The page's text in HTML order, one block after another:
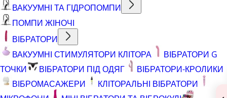
ВАКУУМНІ ТА ГІДРОПОМПИ
ПОМПИ ЖІНОЧІ
ВІБРАТОРИ
ВАКУУМНІ СТИМУЛЯТОРИ КЛІТОРА
ВІБРАТОРИ G
ТОЧКИ
ВІБРАТОРИ ПІД ОДЯГ
ВІБРАТОРИ-КРОЛИКИ
ВІБРОМАСАЖЕРИ
КЛІТОРАЛЬНІ ВІБРАТОРИ